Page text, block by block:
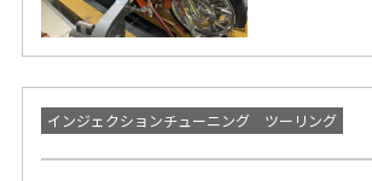
インジェクションチューニング ツーリング